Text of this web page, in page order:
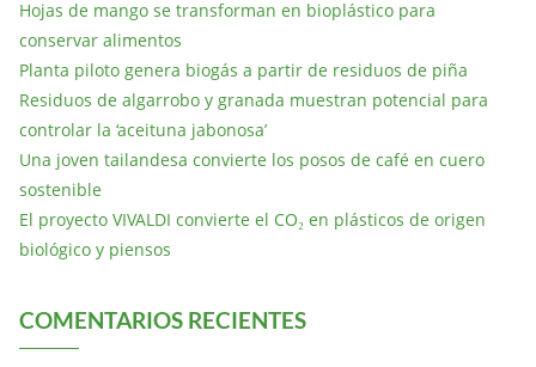
Hojas de mango se transforman en bioplástico para
conservar alimentos
Planta piloto genera biogás a partir de residuos de piña
Residuos de algarrobo y granada muestran potencial para
controlar la ‘aceituna jabonosa’
Una joven tailandesa convierte los posos de café en cuero
sostenible
El proyecto VIVALDI convierte el CO₂ en plásticos de origen
biológico y piensos
COMENTARIOS RECIENTES